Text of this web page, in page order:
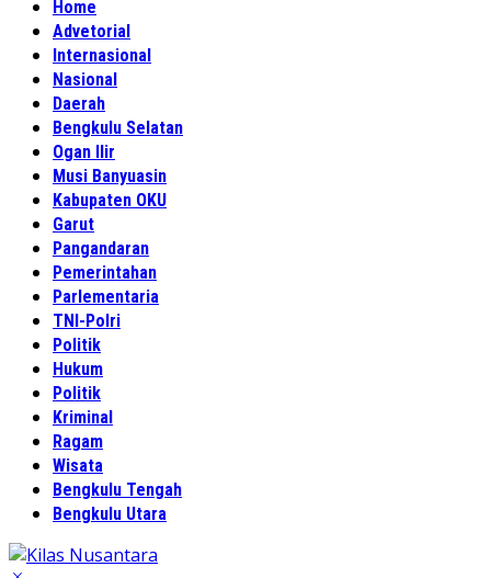
Home
Advetorial
Internasional
Nasional
Daerah
Bengkulu Selatan
Ogan Ilir
Musi Banyuasin
Kabupaten OKU
Garut
Pangandaran
Pemerintahan
Parlementaria
TNI-Polri
Politik
Hukum
Politik
Kriminal
Ragam
Wisata
Bengkulu Tengah
Bengkulu Utara